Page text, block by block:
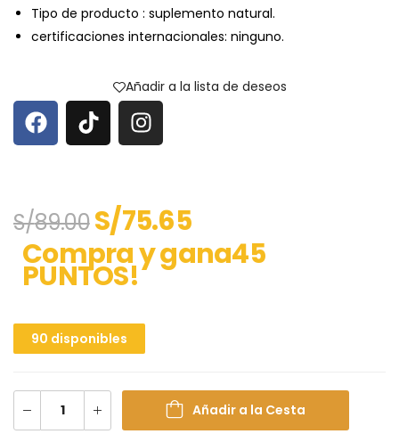
Tipo de producto : suplemento natural.
certificaciones internacionales: ninguno.
Añadir a la lista de deseos
S/89.00S/75.65
Compra y gana45
PUNTOS!
90 disponibles
Añadir a la Cesta